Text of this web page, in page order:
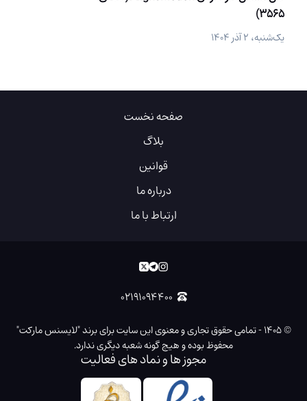
3565)
یک‌شنبه، ۲ آذر ۱۴۰۴
صفحه نخست
بلاگ
قوانین
درباره ما
ارتباط با ما
۰۲۱۹۱۰۹۴۴۰۰
©۱۴۰۵-تمامی حقوق تجاری و معنوی این سایت برای برند "لایسنس مارکت"
محفوظ بوده و هیچ گونه شعبه دیگری ندارد.
مجوز ها و نماد های فعالیت